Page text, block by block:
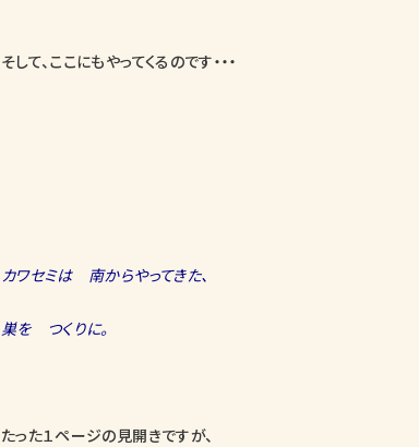
そして、ここにもやってくるのです・・・
カワセミは 南からやってきた、
巣を つくりに。
たった１ページの見開きですが、